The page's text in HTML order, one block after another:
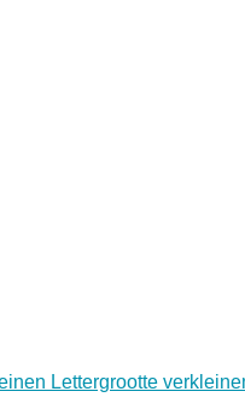
Lettergrootte